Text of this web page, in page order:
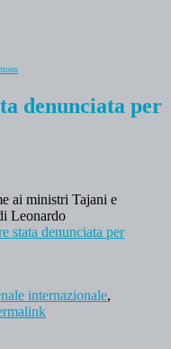
denunciata per
ai ministri Tajani e
Leonardo
stata denunciata per
internazionale,